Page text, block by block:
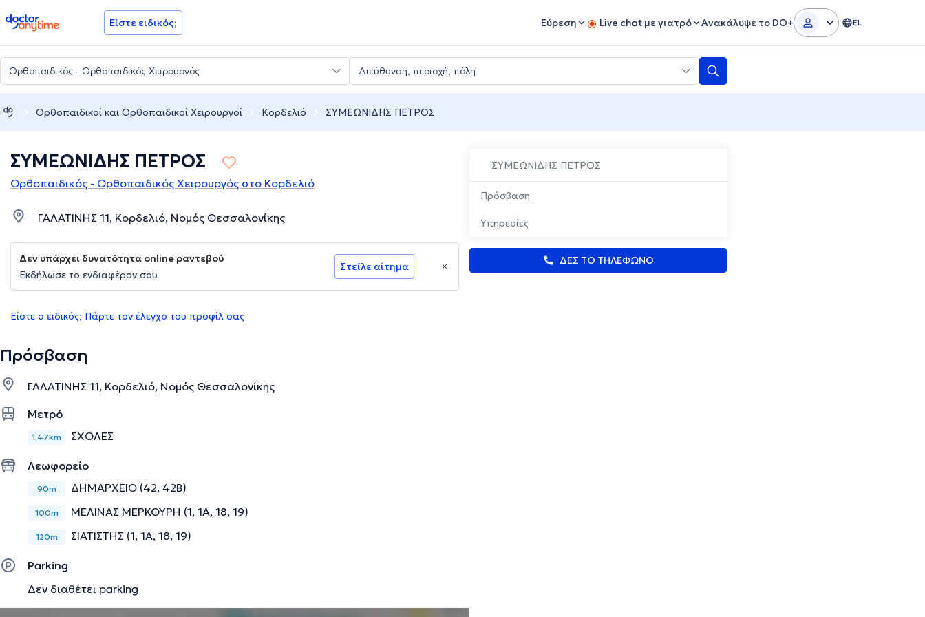
doctoranytime Είστε ειδικός; Εύρεση Live chat με γιατρό Ανακάλυψε το DO+ EL
Ορθοπαιδικοί και Ορθοπαιδικοί Χειρουργοί Κορδελιό ΣΥΜΕΩΝΙΔΗΣ ΠΕΤΡΟΣ
ΣΥΜΕΩΝΙΔΗΣ ΠΕΤΡΟΣ
Πρόσβαση
Υπηρεσίες
ΔΕΣ ΤΟ ΤΗΛΕΦΩΝΟ
ΣΥΜΕΩΝΙΔΗΣ ΠΕΤΡΟΣ
Ορθοπαιδικός - Ορθοπαιδικός Χειρουργός στο Κορδελιό
ΓΑΛΑΤΙΝΗΣ 11, Κορδελιό, Νομός Θεσσαλονίκης
Δεν υπάρχει δυνατότητα online ραντεβού
Εκδήλωσε το ενδιαφέρον σου
Στείλε αίτημα
Είστε ο ειδικός; Πάρτε τον έλεγχο του προφίλ σας
Πρόσβαση
ΓΑΛΑΤΙΝΗΣ 11, Κορδελιό, Νομός Θεσσαλονίκης
Μετρό
1,47km ΣΧΟΛΕΣ
Λεωφορείο
90m ΔΗΜΑΡΧΕΙΟ (42, 42Β)
100m ΜΕΛΙΝΑΣ ΜΕΡΚΟΥΡΗ (1, 1Α, 18, 19)
120m ΣΙΑΤΙΣΤΗΣ (1, 1Α, 18, 19)
Parking
Δεν διαθέτει parking